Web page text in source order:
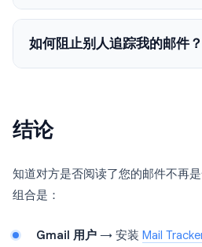
如何阻止别人追踪我的邮件？
结论
知道对方是否阅读了您的邮件不再
组合是：
Gmail 用户 → 安装 Mail